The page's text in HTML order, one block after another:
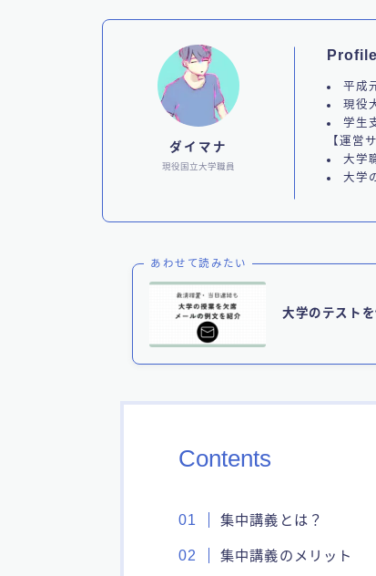
ダイマナ
現役国立大学職員
Profile
平成
現役
学生
【運営
大学
大学
あわせて読みたい
大学のテスト
Contents
集中講義とは？
集中講義のメリット